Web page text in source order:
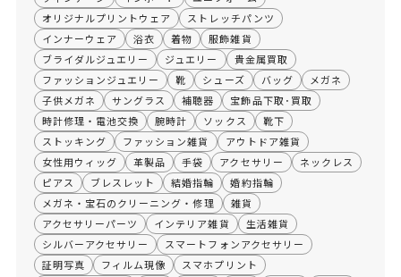
オリジナルプリントウェア
ストレッチパンツ
インナーウェア
浴衣 着物
服飾雑貨
ブライダルジュエリー
ジュエリー
貴金属買取
ファッションジュエリー
靴 シューズ バッグ
メガネ
子供メガネ
サングラス 補聴器
宝飾品下取･買取
時計修理・電池交換
腕時計 ソックス
靴下
ストッキング
ファッション雑貨
アウトドア雑貨
女性用ウィッグ
革製品 手袋 アクセサリー
ネックレス
ピアス
ブレスレット 結婚指輪
婚約指輪
メガネ・宝石のクリーニング・修理
雑貨
アクセサリーパーツ
インテリア雑貨
生活雑貨
シルバーアクセサリー
スマートフォンアクセサリー
証明写真
フィルム現像
スマホプリント